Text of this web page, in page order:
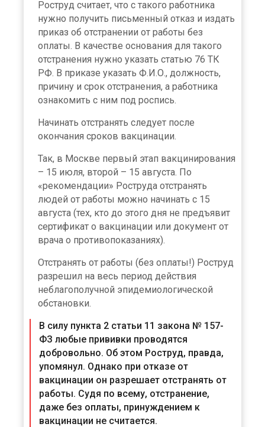
Роструд считает, что с такого работника
нужно получить письменный отказ и издать
приказ об отстранении от работы без
оплаты. В качестве основания для такого
отстранения нужно указать статью 76 ТК
РФ. В приказе указать Ф.И.О., должность,
причину и срок отстранения, а работника
ознакомить с ним под роспись.
Начинать отстранять следует после
окончания сроков вакцинации.
Так, в Москве первый этап вакцинирования
– 15 июля, второй – 15 августа. По
«рекомендации» Роструда отстранять
людей от работы можно начинать с 15
августа (тех, кто до этого дня не предъявит
сертификат о вакцинации или документ от
врача о противопоказаниях).
Отстранять от работы (без оплаты!) Роструд
разрешил на весь период действия
неблагополучной эпидемиологической
обстановки.
В силу пункта 2 статьи 11 закона № 157-
ФЗ любые прививки проводятся
добровольно. Об этом Роструд, правда,
упомянул. Однако при отказе от
вакцинации он разрешает отстранять от
работы. Судя по всему, отстранение,
даже без оплаты, принуждением к
вакцинации не считается.